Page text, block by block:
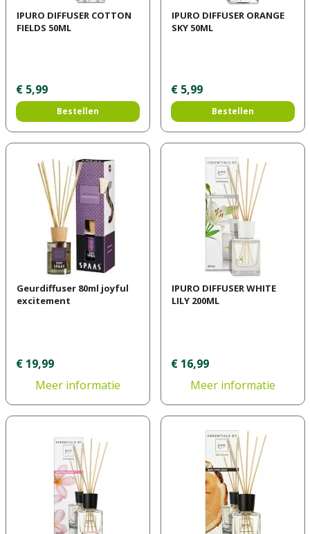
IPURO DIFFUSER COTTON
FIELDS 50ML
€ 5,99
Bestellen
IPURO DIFFUSER ORANGE
SKY 50ML
€ 5,99
Bestellen
Geurdiffuser 80ml joyful
excitement
€ 19,99
Meer informatie
IPURO DIFFUSER WHITE
LILY 200ML
€ 16,99
Meer informatie